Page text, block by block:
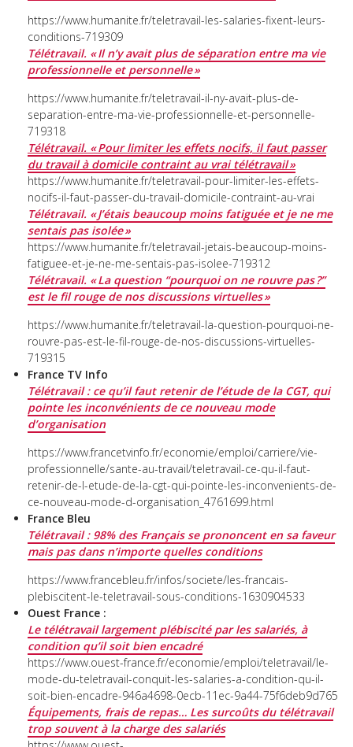
https://www.humanite.fr/teletravail-les-salaries-fixent-leurs-
conditions-719309
Télétravail. « Il n’y avait plus de séparation entre ma vie
professionnelle et personnelle »
https://www.humanite.fr/teletravail-il-ny-avait-plus-de-
separation-entre-ma-vie-professionnelle-et-personnelle-
719318
Télétravail. « Pour limiter les effets nocifs, il faut passer
du travail à domicile contraint au vrai télétravail »
https://www.humanite.fr/teletravail-pour-limiter-les-effets-
nocifs-il-faut-passer-du-travail-domicile-contraint-au-vrai
Télétravail. « J’étais beaucoup moins fatiguée et je ne me
sentais pas isolée »
https://www.humanite.fr/teletravail-jetais-beaucoup-moins-
fatiguee-et-je-ne-me-sentais-pas-isolee-719312
Télétravail. « La question “pourquoi on ne rouvre pas ?”
est le fil rouge de nos discussions virtuelles »
https://www.humanite.fr/teletravail-la-question-pourquoi-ne-
rouvre-pas-est-le-fil-rouge-de-nos-discussions-virtuelles-
719315
France TV Info
Télétravail : ce qu’il faut retenir de l’étude de la CGT, qui
pointe les inconvénients de ce nouveau mode
d’organisation
https://www.francetvinfo.fr/economie/emploi/carriere/vie-
professionnelle/sante-au-travail/teletravail-ce-qu-il-faut-
retenir-de-l-etude-de-la-cgt-qui-pointe-les-inconvenients-de-
ce-nouveau-mode-d-organisation_4761699.html
France Bleu
Télétravail : 98% des Français se prononcent en sa faveur
mais pas dans n’importe quelles conditions
https://www.francebleu.fr/infos/societe/les-francais-
plebiscitent-le-teletravail-sous-conditions-1630904533
Ouest France :
Le télétravail largement plébiscité par les salariés, à
condition qu’il soit bien encadré
https://www.ouest-france.fr/economie/emploi/teletravail/le-
mode-du-teletravail-conquit-les-salaries-a-condition-qu-il-
soit-bien-encadre-946a4698-0ecb-11ec-9a44-75f6deb9d765
Équipements, frais de repas… Les surcoûts du télétravail
trop souvent à la charge des salariés